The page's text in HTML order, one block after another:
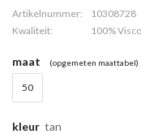
Artikelnummer:
10308728
Kwaliteit:
100%
maat (opgemeten maattabel)
50
kleur tan